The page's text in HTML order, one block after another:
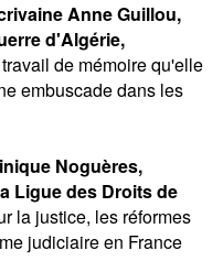
Anne Guillou,
d'Algérie,
de mémoire qu'elle
embuscade dans les
Noguères,
Ligue des Droits de
la justice, les réformes
judiciaire en France